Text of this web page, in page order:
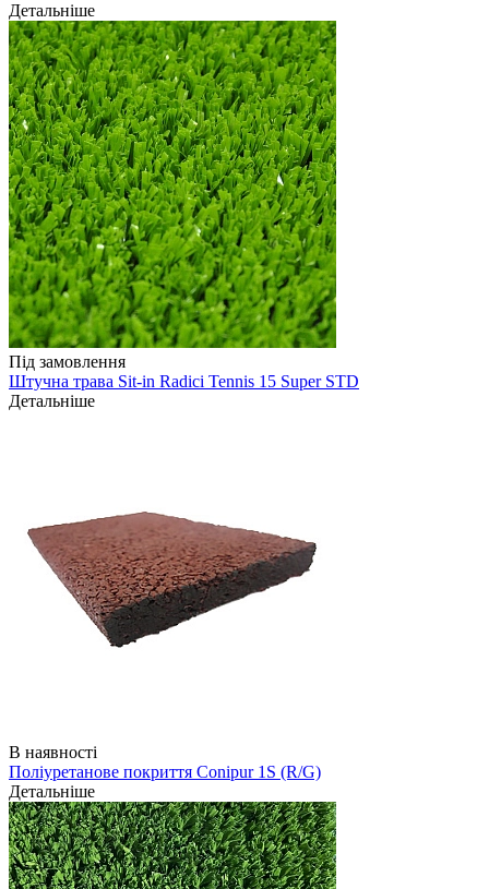
Детальніше
Під замовлення
Штучна трава Sit-in Radici Tennis 15 Super STD
Детальніше
В наявності
Поліуретанове покриття Conipur 1S (R/G)
Детальніше